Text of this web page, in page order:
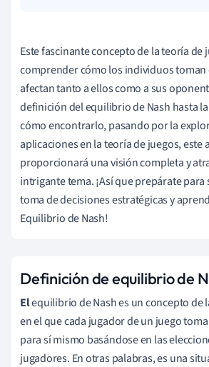
Este fascinante concepto de la teoría de
comprender cómo los individuos toman
afectan tanto a ellos como a sus
definición del equilibrio de Nash hasta
cómo encontrarlo, pasando por la
aplicaciones en la teoría de juegos, este
proporcionará una visión completa y
intrigante tema. ¡Así que prepárate
toma de decisiones estratégicas y
Equilibrio de Nash!
Definición de equilibrio de
Elequilibrio de Nash es un concepto de
en el que cada jugador de un juego
para sí mismo basándose en las
jugadores. En otras palabras, es una